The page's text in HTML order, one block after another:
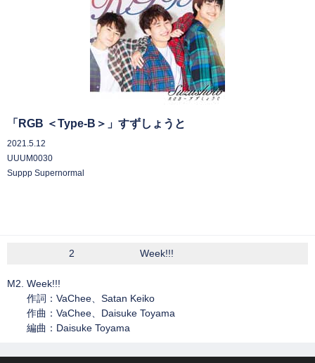
「RGB ＜Type-B＞」すずしょうと
2021.5.12
UUUM0030
Suppp Supernormal
2 Week!!!
M2. Week!!!
作詞：VaChee、Satan Keiko
作曲：VaChee、Daisuke Toyama
編曲：Daisuke Toyama